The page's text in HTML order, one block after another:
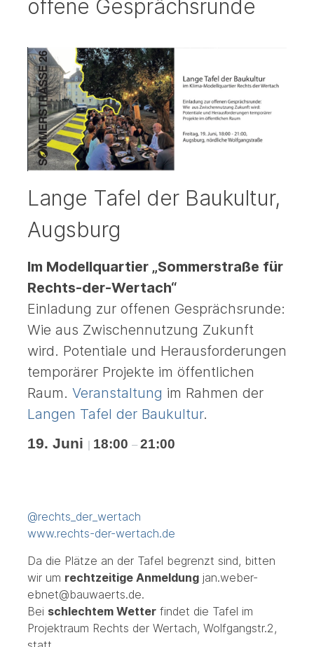
offene Gesprächsrunde
Lange Tafel der Baukultur,
Augsburg
Im Modellquartier „Sommerstraße für
Rechts-der-Wertach“
Einladung zur offenen Gesprächsrunde:
Wie aus Zwischennutzung Zukunft
wird. Potentiale und Herausforderungen
temporärer Projekte im öffentlichen
Raum. Veranstaltung im Rahmen der
Langen Tafel der Baukultur.
19. Juni | 18:00 – 21:00
@rechts_der_wertach
www.rechts-der-wertach.de
Da die Plätze an der Tafel begrenzt sind, bitten
wir um rechtzeitige Anmeldungjan.weber-
ebnet@bauwaerts.de.
Bei schlechtem Wetterfindet die Tafel im
Projektraum Rechts der Wertach, Wolfgangstr.2,